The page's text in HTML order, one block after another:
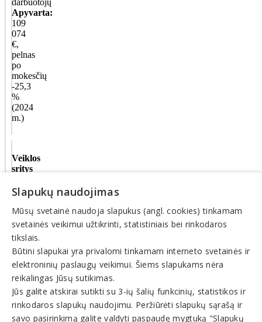
Apyvarta:
109
074
€,
pelnas
po
mokesčių
-25,3
%
(2024
m.)
Veiklos
sritys
Veterinarija,
paslaugos
Veterinarijos
© INFOMINTA, UAB. Visos teisės saugomos. Telefonas+370
6900 1551. El. paštasinfo@1551.info
Pagrindinis
Tikslinti duomenis
Transportas
Slapukų naudojimas
Mūsų svetainė naudoja slapukus (angl. cookies) tinkamam
svetainės veikimui užtikrinti, statistiniais bei rinkodaros
tikslais.
Būtini slapukai yra privalomi tinkamam interneto svetainės ir
elektroninių paslaugų veikimui. Šiems slapukams nėra
reikalingas Jūsų sutikimas.
Jūs galite atskirai sutikti su 3-ių šalių funkcinių, statistikos ir
rinkodaros slapukų naudojimu. Peržiūrėti slapukų sąrašą ir
savo pasirinkimą galite valdyti paspaudę mygtuką "Slapukų